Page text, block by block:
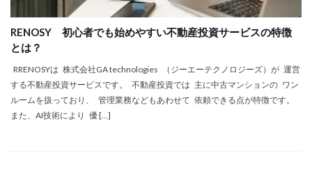
RENOSY 初心者でも始めやすい不動産投資サービスの特徴
とは？
RRENOSYは 株式会社GA technologies （ジーエーテクノロジーズ）が 運営
する不動産投資サービスです。 不動産投資では 主に中古マンションの ワン
ルームを扱っており、 管理業務などもあわせて 依頼できる点が特徴です。
また、AI技術により 優 […]